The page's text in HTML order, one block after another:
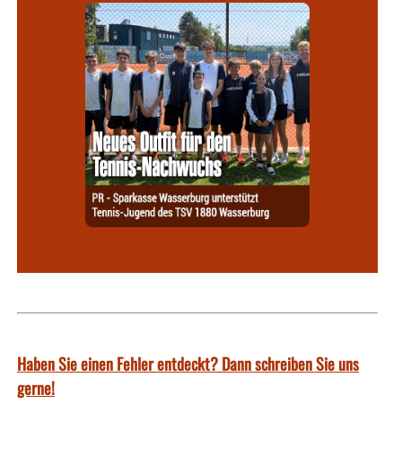
Haben Sie einen Fehler entdeckt? Dann schreiben Sie uns
gerne!